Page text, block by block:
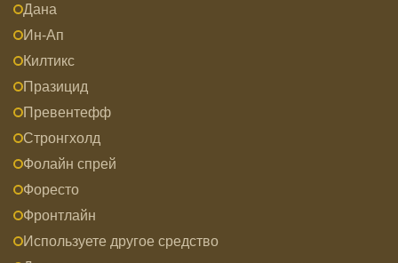
Дана
Ин-Ап
Килтикс
Празицид
Превентефф
Стронгхолд
Фолайн спрей
Форесто
Фронтлайн
Используете другое средство